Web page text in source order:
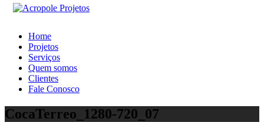
Home
Projetos
Serviços
Quem somos
Clientes
Fale Conosco
CocaTerreo_1280-720_07